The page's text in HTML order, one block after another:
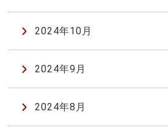
2024年10月
2024年9月
2024年8月